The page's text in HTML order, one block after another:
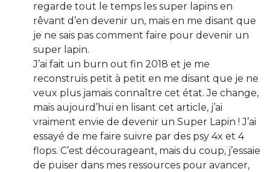
regarde tout le temps les super lapins en
rêvant d’en devenir un, mais en me disant que
je ne sais pas comment faire pour devenir un
super lapin.
J’ai fait un burn out fin 2018 et je me
reconstruis petit à petit en me disant que je ne
veux plus jamais connaître cet état. Je change,
mais aujourd’hui en lisant cet article, j’ai
vraiment envie de devenir un Super Lapin ! J’ai
essayé de me faire suivre par des psy 4x et 4
flops. C’est décourageant, mais du coup, j’essaie
de puiser dans mes ressources pour avancer,